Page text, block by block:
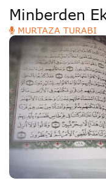
Minberden
MURTAZA TURABI